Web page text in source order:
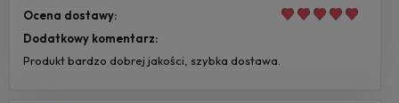
Ocena dostawy:
Dodatkowy komentarz:
Produkt bardzo dobrej jakości, szybka dostawa.